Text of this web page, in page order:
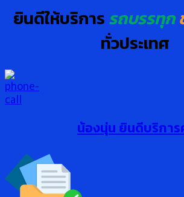
ยินดีให้บริการรถบรรทุก
ทั่วประเทศ
น้องนุ่น ยินดีบริการ